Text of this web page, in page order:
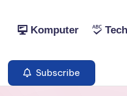
Komputer
Subscribe